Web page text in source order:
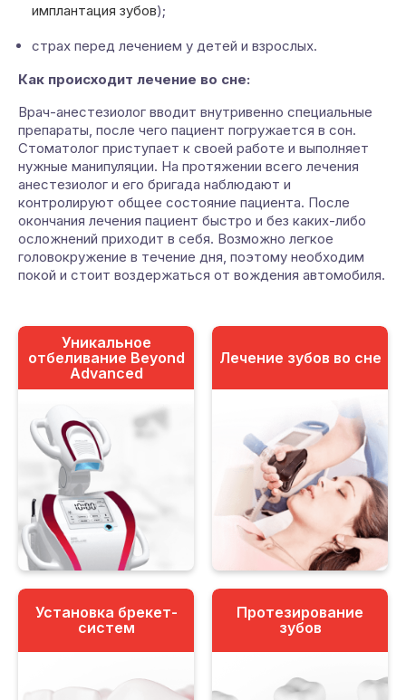
имплантация зубов);
страх перед лечением у детей и взрослых.
Как происходит лечение во сне:
Врач-анестезиолог вводит внутривенно специальные
препараты, после чего пациент погружается в сон.
Стоматолог приступает к своей работе и выполняет
нужные манипуляции. На протяжении всего лечения
анестезиолог и его бригада наблюдают и
контролируют общее состояние пациента. После
окончания лечения пациент быстро и без каких-либо
осложнений приходит в себя. Возможно легкое
головокружение в течение дня, поэтому необходим
покой и стоит воздержаться от вождения автомобиля.
Уникальное
отбеливание Beyond
Advanced
Лечение зубов во сне
Установка брекет-
систем
Протезирование
зубов